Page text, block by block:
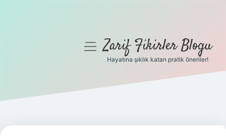
Gizlilik Politikası
Yasal Uyarı
menüyüZarif Fikirler Blogu
Hayatına şıklık katan pratik öneriler!